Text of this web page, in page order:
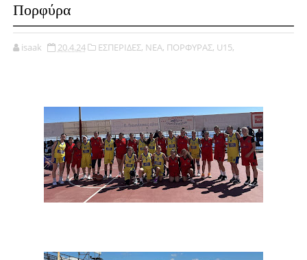
Πορφύρα
isaak 20.4.24 ΕΣΠΕΡΙΔΕΣ, ΝΕΑ, ΠΟΡΦΥΡΑΣ, U15,